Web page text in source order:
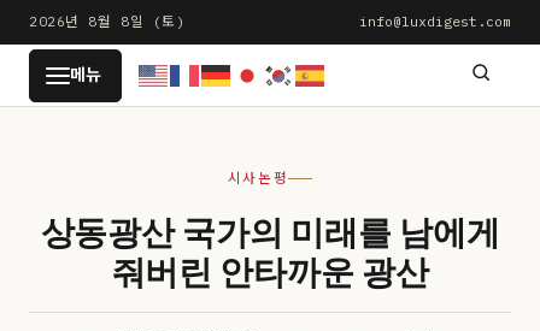
문
로
2026년 8월 8일 (토) info@luxdigest.com
LUXDIGEST
메뉴
시사논평
상동광산 국가의 미래를 남에게
줘버린 안타까운 광산